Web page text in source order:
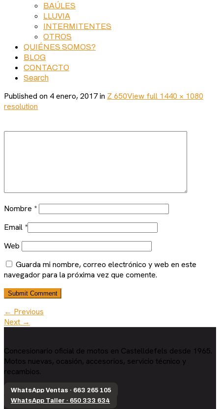
BAÚLES
LLUVIA
INTERMITENTES
OTROS
QUIÉNES SOMOS?
BLOG
CONTACTO
Search
Published on 4 enero, 2017in Z 650View full 1440 × 1080
resolution
Nombre *
Email *
Web
Guarda mi nombre, correo electrónico y web en este
navegador para la próxima vez que comente.
← Previous
Next →
Concesionario oficial de motos en Castelldefels desde 1965.
Motos nuevas, ocasión, accesorios, servicio técnico y
recambios.
WhatsApp Ventas · 663 265 105
WhatsApp Taller · 650 333 634